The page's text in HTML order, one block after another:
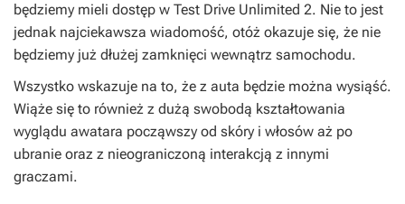
będziemy mieli dostęp w Test Drive Unlimited 2. Nie to jest
jednak najciekawsza wiadomość, otóż okazuje się, że nie
będziemy już dłużej zamknięci wewnątrz samochodu.
Wszystko wskazuje na to, że z auta będzie można wysiąść.
Wiąże się to również z dużą swobodą kształtowania
wyglądu awatara począwszy od skóry i włosów aż po
ubranie oraz z nieograniczoną interakcją z innymi
graczami.